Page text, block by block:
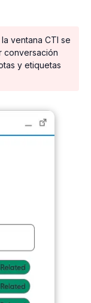
ventana CTI se
conversación
y etiquetas